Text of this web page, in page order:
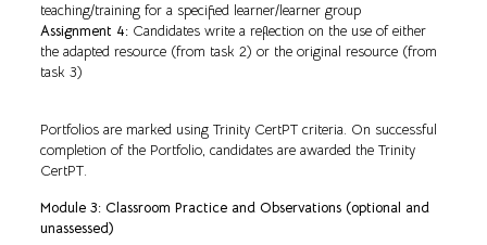
teaching/training for a specified learner/learner group
Assignment 4: Candidates write a reflection on the use of either
the adapted resource (from task 2) or the original resource (from
task 3)
Portfolios are marked using Trinity CertPT criteria. On successful
completion of the Portfolio, candidates are awarded the Trinity
CertPT.
Module 3: Classroom Practice and Observations (optional and
unassessed)